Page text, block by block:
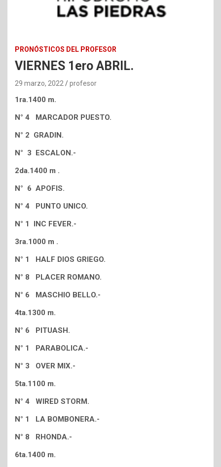
PRONÓSTICOS DEL PROFESOR
VIERNES 1ero ABRIL.
29 marzo, 2022 profesor
1ra.1400 m.
N° 4 MARCADOR PUESTO.
N° 2 GRADIN.
N° 3 ESCALON.-
2da.1400 m .
N° 6 APOFIS.
N° 4 PUNTO UNICO.
N° 1 INC FEVER.-
3ra.1000 m .
N° 1 HALF DIOS GRIEGO.
N° 8 PLACER ROMANO.
N° 6 MASCHIO BELLO.-
4ta.1300 m.
N° 6 PITUASH.
N° 1 PARABOLICA.-
N° 3 OVER MIX.-
5ta.1100 m.
N° 4 WIRED STORM.
N° 1 LA BOMBONERA.-
N° 8 RHONDA.-
6ta.1400 m.